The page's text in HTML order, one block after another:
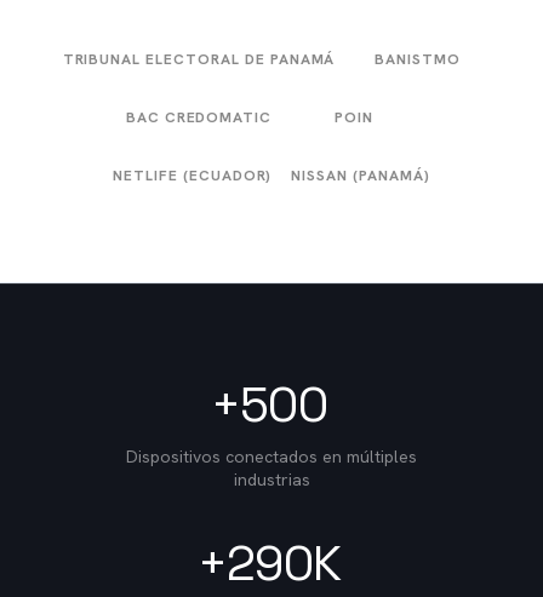
TRIBUNAL ELECTORAL DE PANAMÁ BANISTMO
BAC CREDOMATIC POIN
NETLIFE (ECUADOR) NISSAN (PANAMÁ)
+500
Dispositivos conectados en múltiples
industrias
+290K